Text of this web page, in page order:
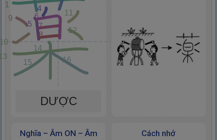
1 4
5
6
7
8
9
11
12
14
15 16
DƯỢC
Cách nhớ
Nghĩa – Âm ON – Âm